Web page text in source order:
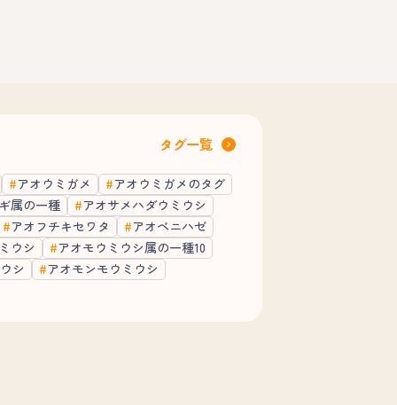
タグ一覧
アオウミガメ
アオウミガメのタグ
属の一種
アオサメハダウミウシ
アオフチキセワタ
アオベニハゼ
ウシ
アオモウミウシ属の一種10
シ
アオモンモウミウシ